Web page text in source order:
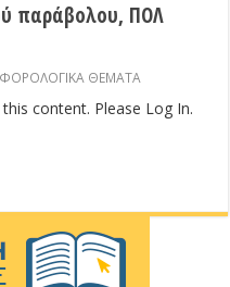
παράβολου, ΠΟΛ
ΦΟΡΟΛΟΓΙΚΑ ΘΕΜΑΤΑ
content. Please Log In.